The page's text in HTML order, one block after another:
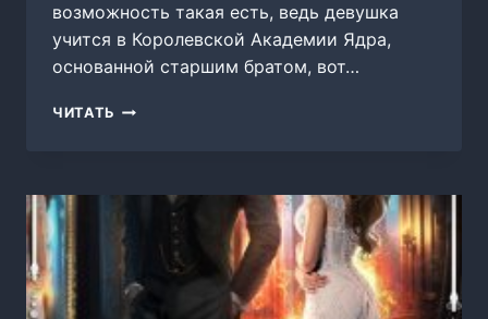
возможность такая есть, ведь девушка
учится в Королевской Академии Ядра,
основанной старшим братом, вот…
ЧИТАТЬ СУЛТАН